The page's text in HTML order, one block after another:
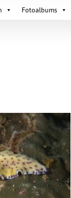
Fotoalbums